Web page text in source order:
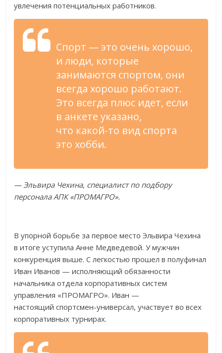
увлечения потенциальных работников.
Спорт —это очень хорошо,
и люди, которые
занимаются спортом, они
всегда хорошо работают.
Это всегда плюс идет, если
в анкете указано,
что какой-то вид спорта
это хобби.
— Эльвира Чехина, специалист по подбору
персонала АПК«ПРОМАГРО».
В упорной борьбе за первое место Эльвира Чехина
в итоге уступила Анне Медведевой. У мужчин
конкуренция выше. С легкостью прошел в полуфинал
Иван Иванов — исполняющий обязанности
начальника отдела корпоративных систем
управления «ПРОМАГРО». Иван —
настоящийспортсмен-универсал, участвует во всех
корпоративных турнирах.